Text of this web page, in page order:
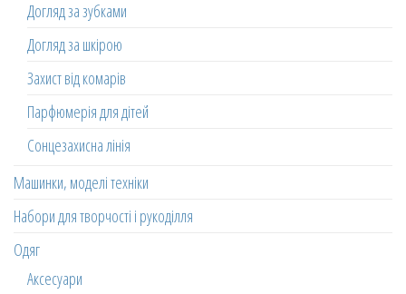
Догляд за зубками
Догляд за шкірою
Захист від комарів
Парфюмерія для дітей
Сонцезахисна лінія
Машинки, моделі техніки
Набори для творчості і рукоділля
Одяг
Аксесуари